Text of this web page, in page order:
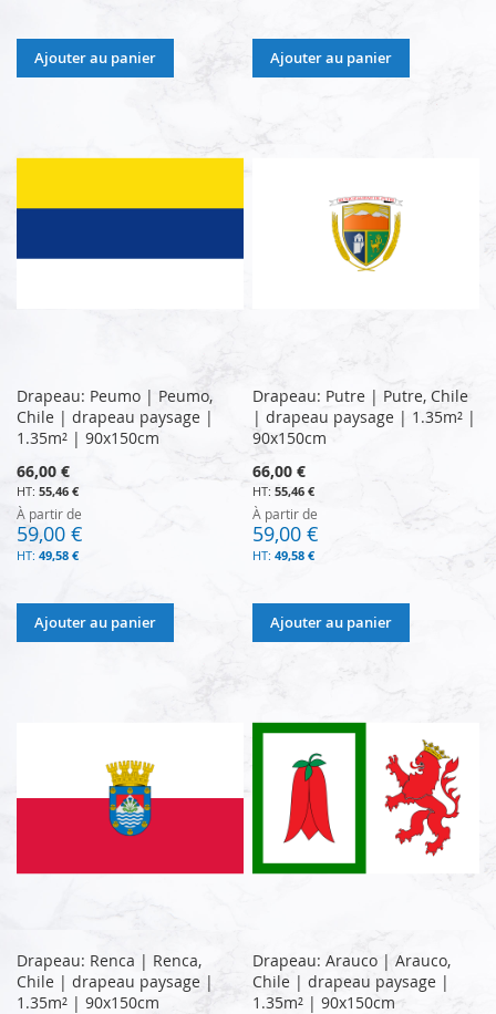
Ajouter au panier Ajouter au panier
Drapeau: Peumo | Peumo,
Chile | drapeau paysage |
1.35m² | 90x150cm
66,00 €
55,46 €
À partir de
59,00 €
49,58 €
Ajouter au panier
Drapeau: Putre | Putre, Chile
| drapeau paysage | 1.35m² |
90x150cm
66,00 €
55,46 €
À partir de
59,00 €
49,58 €
Ajouter au panier
Drapeau: Renca | Renca,
Chile | drapeau paysage |
1.35m² | 90x150cm
Drapeau: Arauco | Arauco,
Chile | drapeau paysage |
1.35m² | 90x150cm